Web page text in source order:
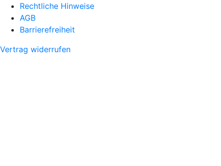
Rechtliche Hinweise
AGB
Barrierefreiheit
Vertrag widerrufen